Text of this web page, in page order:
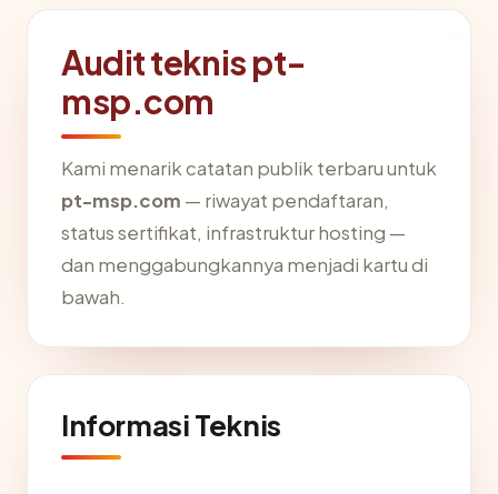
Audit teknis pt-
msp.com
Kami menarik catatan publik terbaru untuk
pt-msp.com — riwayat pendaftaran,
status sertifikat, infrastruktur hosting —
dan menggabungkannya menjadi kartu di
bawah.
Informasi Teknis